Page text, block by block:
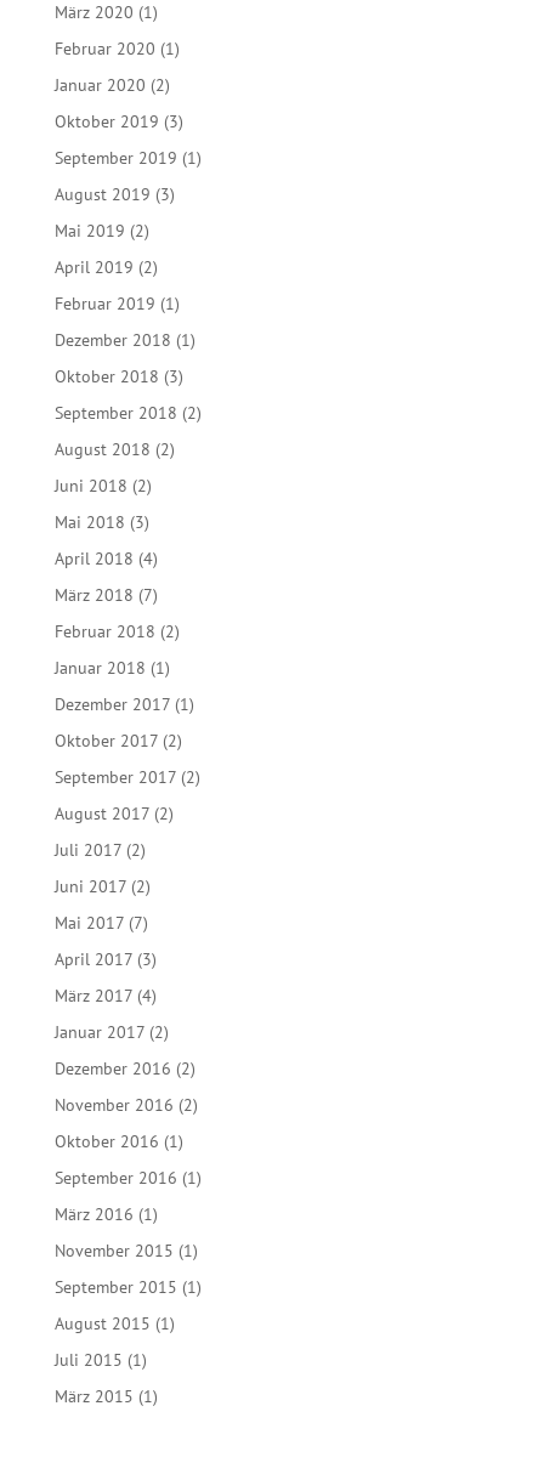
März 2020 (1)
Februar 2020 (1)
Januar 2020 (2)
Oktober 2019 (3)
September 2019 (1)
August 2019 (3)
Mai 2019 (2)
April 2019 (2)
Februar 2019 (1)
Dezember 2018 (1)
Oktober 2018 (3)
September 2018 (2)
August 2018 (2)
Juni 2018 (2)
Mai 2018 (3)
April 2018 (4)
März 2018 (7)
Februar 2018 (2)
Januar 2018 (1)
Dezember 2017(1)
Oktober 2017(2)
September 2017(2)
August 2017(2)
Juli 2017(2)
Juni 2017(2)
Mai 2017(7)
April 2017(3)
März 2017(4)
Januar 2017(2)
Dezember 2016 (2)
November 2016 (2)
Oktober 2016 (1)
September 2016 (1)
März 2016 (1)
November 2015 (1)
September 2015 (1)
August 2015 (1)
Juli 2015 (1)
März 2015 (1)